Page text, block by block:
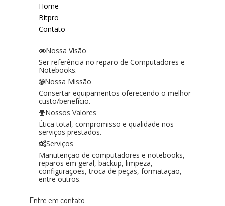
Home
Bitpro
Contato
Nossa Visão
Ser referência no reparo de Computadores e
Notebooks.
Nossa Missão
Consertar equipamentos oferecendo o melhor
custo/benefício.
Nossos Valores
Ética total, compromisso e qualidade nos
serviços prestados.
Serviços
Manutenção de computadores e notebooks,
reparos em geral, backup, limpeza,
configurações, troca de peças, formatação,
entre outros.
Entre em contato